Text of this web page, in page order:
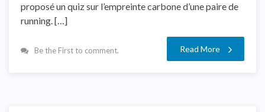
proposé un quiz sur l’empreinte carbone d’une paire de
running. […]
Be the First to comment. Read More